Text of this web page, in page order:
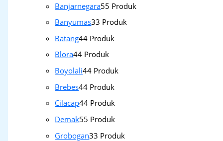
Banjarnegara55 Produk
Banyumas33 Produk
Batang44 Produk
Blora44 Produk
Boyolali44 Produk
Brebes44 Produk
Cilacap44 Produk
Demak55 Produk
Grobogan33 Produk